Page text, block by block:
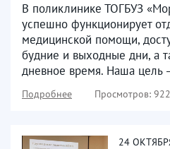
В поликлинике ТОГБУЗ
успешно функционирует
медицинской помощи,
будние и выходные дни, а
дневное время. Наша цель
Подробнее Просмотров: 922
24